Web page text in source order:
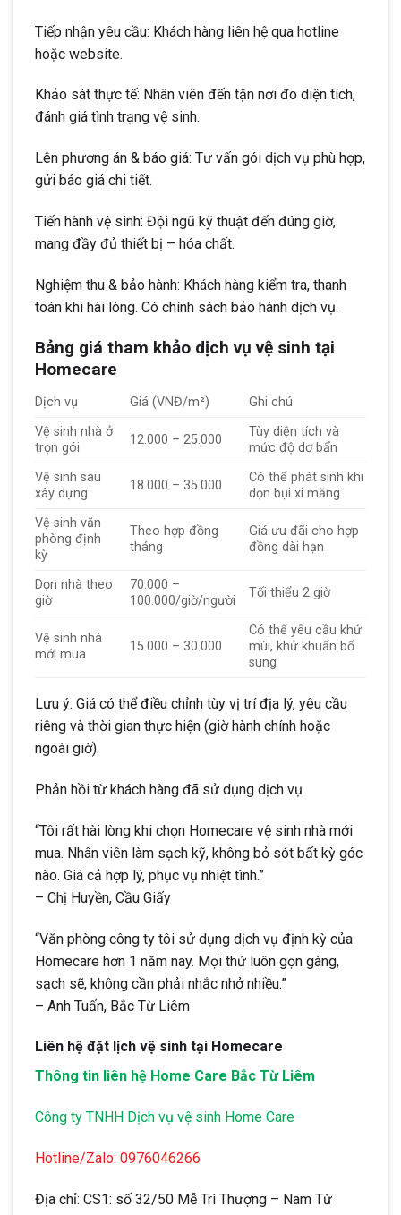
Tiếp nhận yêu cầu: Khách hàng liên hệ qua hotline
hoặc website.
Khảo sát thực tế: Nhân viên đến tận nơi đo diện tích,
đánh giá tình trạng vệ sinh.
Lên phương án & báo giá: Tư vấn gói dịch vụ phù hợp,
gửi báo giá chi tiết.
Tiến hành vệ sinh: Đội ngũ kỹ thuật đến đúng giờ,
mang đầy đủ thiết bị – hóa chất.
Nghiệm thu & bảo hành: Khách hàng kiểm tra, thanh
toán khi hài lòng. Có chính sách bảo hành dịch vụ.
Bảng giá tham khảo dịch vụ vệ sinh tại
Homecare
Dịch vụ Giá (VNĐ/m²)
Ghi chú
Vệ sinh nhà ở
trọn gói
12.000 – 25.000
Tùy diện tích và
mức độ dơ bẩn
Vệ sinh sau
xây dựng
18.000 – 35.000
Có thể phát sinh khi
dọn bụi xi măng
Vệ sinh văn
phòng định
kỳ
Theo hợp đồng
tháng
Giá ưu đãi cho hợp
đồng dài hạn
Dọn nhà theo
giờ
70.000 –
100.000/giờ/người
Tối thiểu 2 giờ
Vệ sinh nhà
mới mua
15.000 – 30.000
Có thể yêu cầu khử
mùi, khử khuẩn bổ
sung
Lưu ý: Giá có thể điều chỉnh tùy vị trí địa lý, yêu cầu
riêng và thời gian thực hiện (giờ hành chính hoặc
ngoài giờ).
Phản hồi từ khách hàng đã sử dụng dịch vụ
“Tôi rất hài lòng khi chọn Homecare vệ sinh nhà mới
mua. Nhân viên làm sạch kỹ, không bỏ sót bất kỳ góc
nào. Giá cả hợp lý, phục vụ nhiệt tình.”
– Chị Huyền, Cầu Giấy
“Văn phòng công ty tôi sử dụng dịch vụ định kỳ của
Homecare hơn 1 năm nay. Mọi thứ luôn gọn gàng,
sạch sẽ, không cần phải nhắc nhở nhiều.”
– Anh Tuấn, Bắc Từ Liêm
Liên hệ đặt lịch vệ sinh tại Homecare
Thông tin liên hệ Home Care Bắc Từ Liêm
Công ty TNHH Dịch vụ vệ sinh Home Care
Hotline/Zalo: 0976046266
Địa chỉ: CS1: số 32/50 Mễ Trì Thượng – Nam Từ